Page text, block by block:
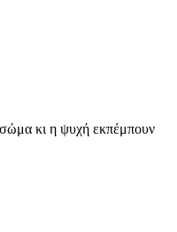
σώμα κι η ψυχή εκπέμπουν